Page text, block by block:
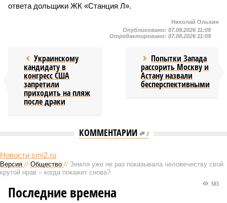
ответа дольщики ЖК «Станция Л».
Николай Ольхин
Опубликовано: 07.08.2026 11:09
Отредактировано: 07.08.2026 11:09
Украинскому
кандидату в
конгресс США
запретили
приходить на пляж
после драки
Попытки Запада
рассорить Москву и
Астану назвали
бесперспективными
КОММЕНТАРИИ 0
Новости smi2.ru
Версия // Общество // Земля уже не раз показывала человечеству свой
крутой нрав – когда покажет снова?
583
Последние времена